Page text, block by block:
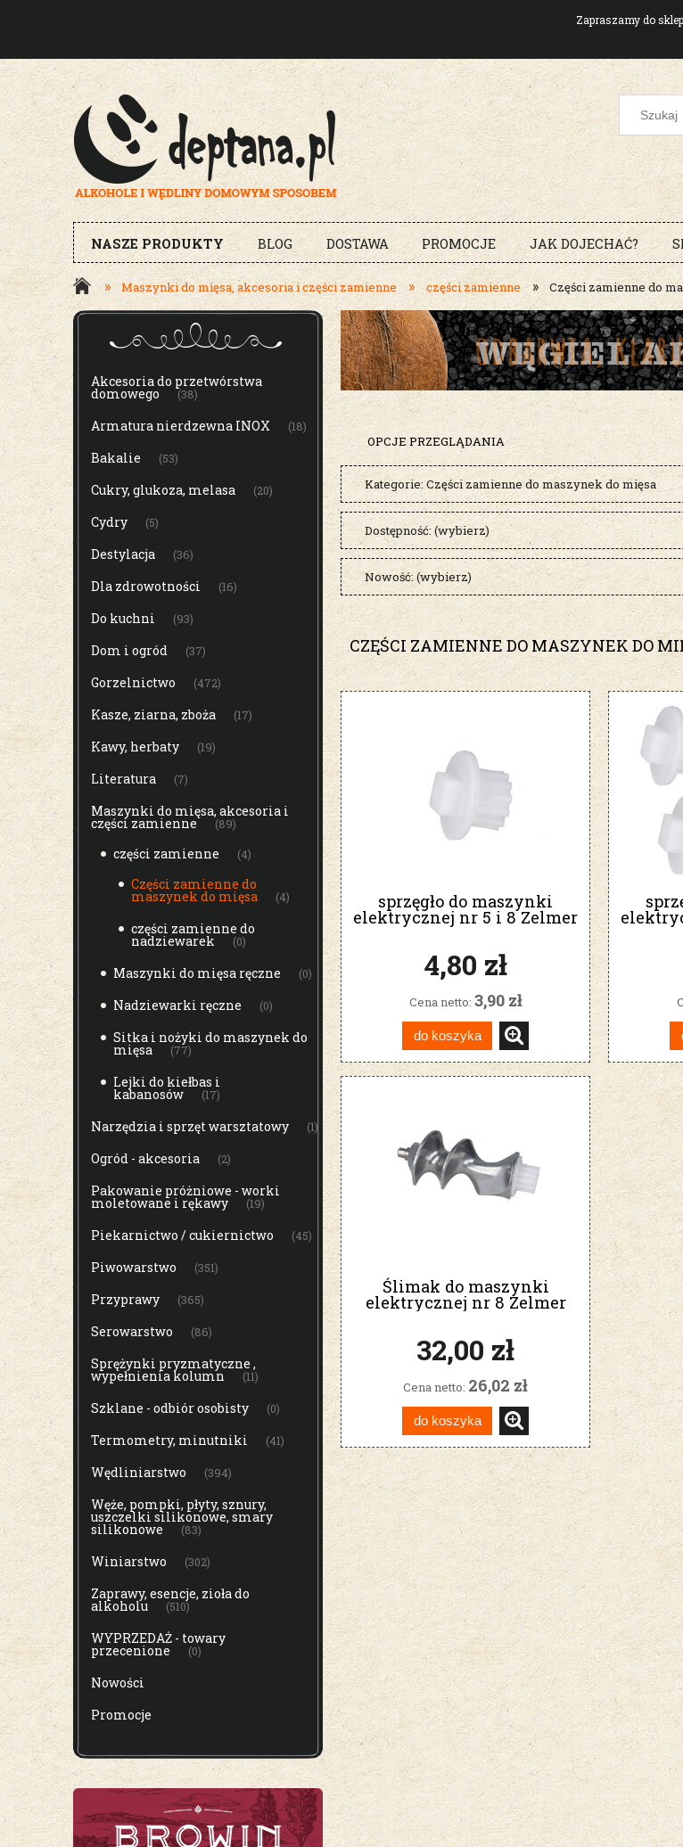
Zapraszamy do
NASZE PRODUKTY BLOG DOSTAWA PROMOCJE JAK DOJECHAĆ?
» Maszynki do mięsa, akcesoria i części zamienne » części zamienne » Części zamienne do
MENU
Akcesoria do przetwórstwa
domowego (38)
Armatura nierdzewna INOX (18)
Bakalie (53)
Cukry, glukoza, melasa (20)
Cydry (5)
Destylacja (36)
Dla zdrowotności (16)
Do kuchni (93)
Dom i ogród (37)
Gorzelnictwo (472)
Kasze, ziarna, zboża (17)
Kawy, herbaty (19)
Literatura (7)
Maszynki do mięsa, akcesoria i
części zamienne (89)
części zamienne (4)
Części zamienne do
maszynek do mięsa (4)
części zamienne do
nadziewarek (0)
Maszynki do mięsa ręczne (0)
Nadziewarki ręczne (0)
Sitka i nożyki do maszynek do
mięsa (77)
Lejki do kiełbas i
kabanosów (17)
Narzędzia i sprzęt warsztatowy (1)
Ogród - akcesoria (2)
Pakowanie próżniowe - worki
moletowane i rękawy (19)
Piekarnictwo / cukiernictwo (45)
Piwowarstwo (351)
Przyprawy (365)
Serowarstwo (86)
Sprężynki pryzmatyczne ,
wypełnienia kolumn (11)
Szklane - odbiór osobisty (0)
Termometry, minutniki (41)
Wędliniarstwo (394)
Węże, pompki, płyty, sznury,
uszczelki silikonowe, smary
silikonowe (83)
Winiarstwo (302)
Zaprawy, esencje, zioła do
alkoholu (510)
WYPRZEDAŻ - towary
przecenione (0)
Nowości
Promocje
OPCJE PRZEGLĄDANIA
Kategorie: Części zamienne do maszynek do mięsa
Dostępność: (wybierz)
Nowość: (wybierz)
CZĘŚCI ZAMIENNE DO MASZYNEK DO
sprzęgło do maszynki
elektrycznej nr 5 i 8 Zelmer
Bosch Diana
4,80 zł
Cena netto: 3,90 zł
do koszyka
Ślimak do maszynki
elektrycznej nr 8 Zelmer
Bosch 2-stronny
32,00 zł
Cena netto: 26,02 zł
do koszyka